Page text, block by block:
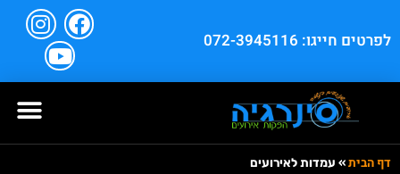
לפרטים חייגו: 072-3945116
דף הבית» עמדות לאירועים